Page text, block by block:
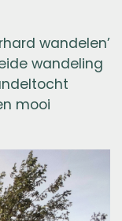
wandelen’
wandeling
mooi